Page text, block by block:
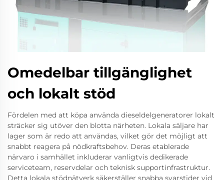
Omedelbar tillgänglighet
och lokalt stöd
Fördelen med att köpa använda dieseldelgeneratorer lokalt
sträcker sig utöver den blotta närheten. Lokala säljare har
lager som är redo att användas, vilket gör det möjligt att
snabbt reagera på nödkraftsbehov. Deras etablerade
närvaro i samhället inkluderar vanligtvis dedikerade
serviceteam, reservdelar och teknisk supportinfrastruktur.
Detta lokala stödnätverk säkerställer snabba svarstider vid